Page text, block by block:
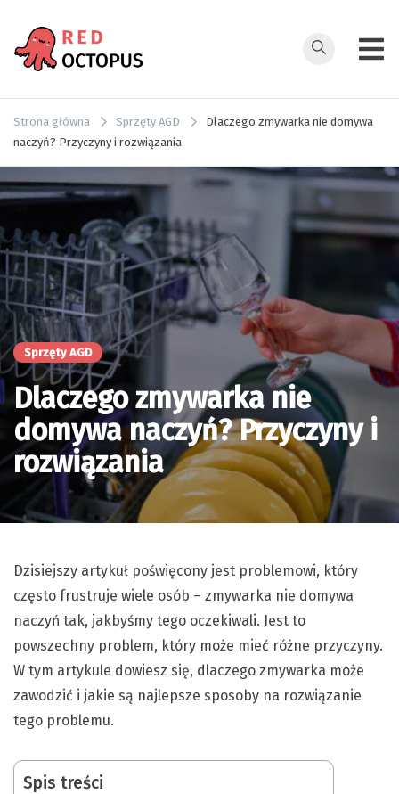
treści
redoctopus.in
Strona główna Sprzęty AGD
Dlaczego zmywarka nie domywa
naczyń? Przyczyny i rozwiązania
Sprzęty AGD
Dlaczego zmywarka nie
domywa naczyń? Przyczyny i
rozwiązania
Dzisiejszy artykuł poświęcony jest problemowi, który
często frustruje wiele osób – zmywarka nie domywa
naczyń tak, jakbyśmy tego oczekiwali. Jest to
powszechny problem, który może mieć różne przyczyny.
W tym artykule dowiesz się, dlaczego zmywarka może
zawodzić i jakie są najlepsze sposoby na rozwiązanie
tego problemu.
Spis treści